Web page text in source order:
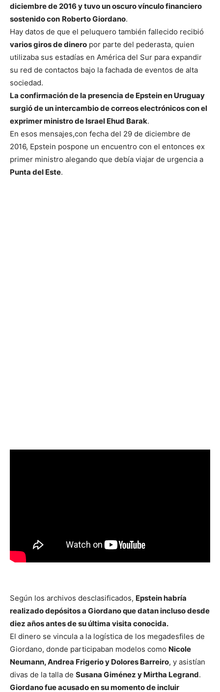
diciembre de 2016 y tuvo un oscuro vínculo financiero
sostenido con Roberto Giordano.
Hay datos de que el peluquero también fallecido recibió
varios giros de dinero por parte del pederasta, quien
utilizaba sus estadías en América del Sur para expandir
su red de contactos bajo la fachada de eventos de alta
sociedad.
La confirmación de la presencia de Epstein en Uruguay
surgió de un intercambio de correos electrónicos con el
exprimer ministro de Israel Ehud Barak.
En esos mensajes,con fecha del 29 de diciembre de
2016, Epstein pospone un encuentro con el entonces ex
primer ministro alegando que debía viajar de urgencia a
Punta del Este.
Según los archivos desclasificados, Epstein habría
realizado depósitos a Giordano que datan incluso desde
diez años antes de su última visita conocida.
El dinero se vincula a la logística de los megadesfiles de
Giordano, donde participaban modelos como Nicole
Neumann, Andrea Frigerio y Dolores Barreiro, y asistían
divas de la talla de Susana Giménez y Mirtha Legrand.
Giordano fue acusado en su momento de incluir